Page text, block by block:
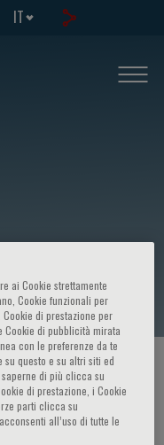
IT
RELATORE
ai Cookie strettamente
Cookie funzionali per
di prestazione per
Cookie di pubblicità mirata
con le preferenze da te
su questo e su altri siti ed
di più clicca su
di prestazione, i Cookie
parti clicca su
acconsenti all’uso di tutte le